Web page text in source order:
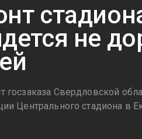
не
госзаказа Свердловской
Центрального стадиона в